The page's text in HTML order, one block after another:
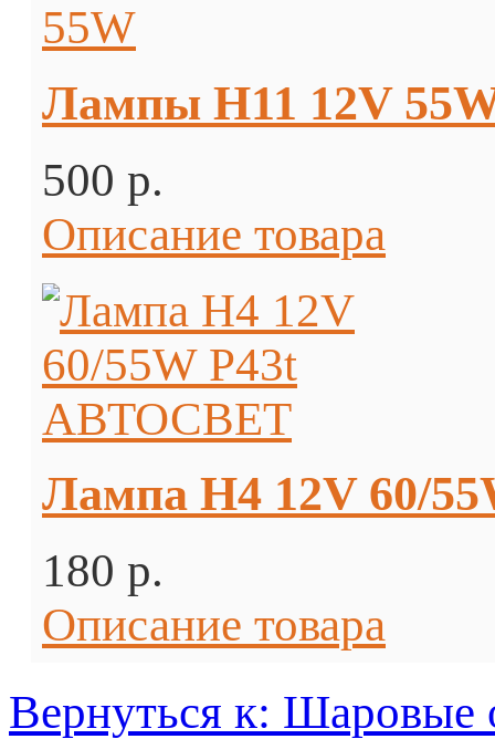
Лампы H11 12V
500 p.
Описание товара
Лампа H4 12V 60/
180 p.
Описание товара
Вернуться к: Шаровые